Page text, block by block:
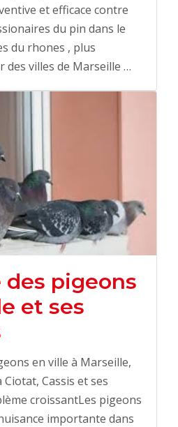
et efficace contre
du pin dans le
du rhones , plus
des villes de Marseille …
des pigeons
et ses
en ville à Marseille,
Cassis et ses
croissantLes pigeons
importante dans